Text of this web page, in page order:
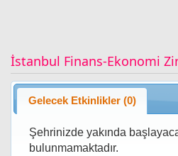
İstanbul Finans-Ekonomi
Gelecek Etkinlikler (0)
Şehrinizde yakında
bulunmamaktadır.